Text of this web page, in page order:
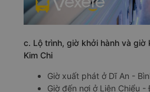
c. Lộ trình, giờ khởi hành và giờ
Kim Chi
Giờ xuất phát ở Dĩ An -
Giờ đến nơi ở Liên Chiểu